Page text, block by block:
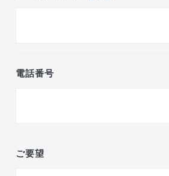
電話番号
ご要望